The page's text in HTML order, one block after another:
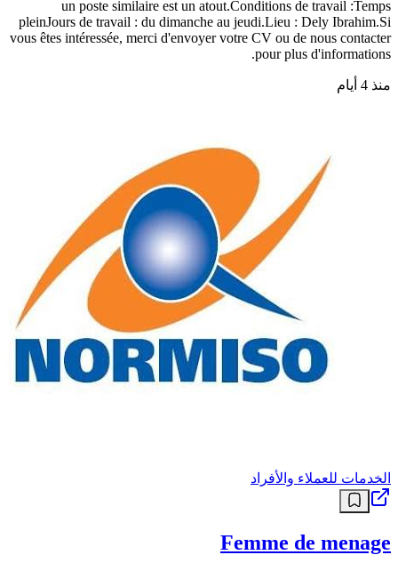
un poste similaire est un atout.Conditions de travail :Temps
pleinJours de travail : du dimanche au jeudi.Lieu : Dely Ibrahim.Si
vous êtes intéressée, merci d'envoyer votre CV ou de nous contacter
pour plus d'informations.
منذ 4 أيام
الخدمات للعملاء والأفراد
Femme de menage